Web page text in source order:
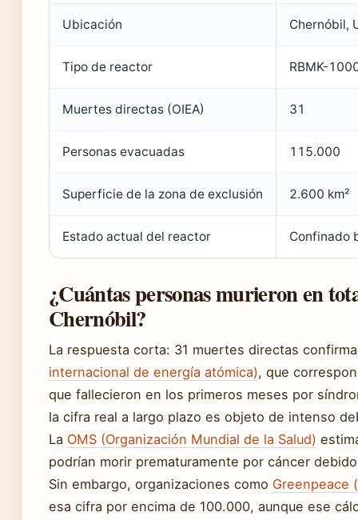
Ubicación Chernóbil,
Tipo de reactor RBMK-
Muertes directas (OIEA) 31
Personas evacuadas 115.000
Superficie de la zona de exclusión 2.600 km²
Estado actual del reactor Confinado
¿Cuántas personas murieron en
Chernóbil?
La respuesta corta: 31 muertes directas
internacional de energía atómica), que
que fallecieron en los primeros meses por
la cifra real a largo plazo es objeto de intenso
La OMS (Organización Mundial de la Salud)
podrían morir prematuramente por cáncer
Sin embargo, organizaciones como Greenpeace
esa cifra por encima de 100.000, aunque ese